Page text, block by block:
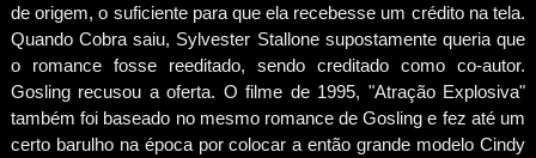
de origem, o suficiente para que ela recebesse um crédito na tela.
Quando Cobra saiu, Sylvester Stallone supostamente queria que
o romance fosse reeditado, sendo creditado como co-autor.
Gosling recusou a oferta. O filme de 1995, "Atração Explosiva"
também foi baseado no mesmo romance de Gosling e fez até um
certo barulho na época por colocar a então grande modelo Cindy